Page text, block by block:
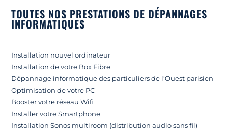
TOUTES NOS PRESTATIONS DE DÉPANNAGES
INFORMATIQUES
Installation nouvel ordinateur
Installation de votre Box Fibre
Dépannage informatique des particuliers de l’Ouest parisien
Optimisation de votre PC
Booster votre réseau Wifi
Installer votre Smartphone
Installation Sonos multiroom (distribution audio sans fil)